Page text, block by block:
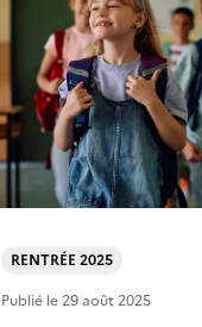
RENTRÉE 2025
Publié le29 août 2025